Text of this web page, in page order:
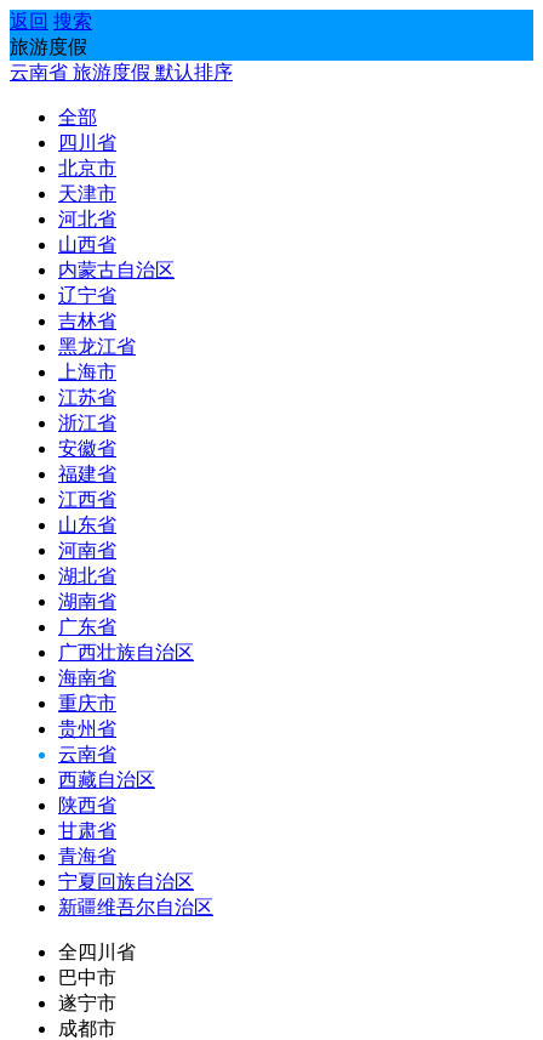
返回 搜索
旅游度假
云南省 旅游度假 默认排序
全部
四川省
北京市
天津市
河北省
山西省
内蒙古自治区
辽宁省
吉林省
黑龙江省
上海市
江苏省
浙江省
安徽省
福建省
江西省
山东省
河南省
湖北省
湖南省
广东省
广西壮族自治区
海南省
重庆市
贵州省
云南省
西藏自治区
陕西省
甘肃省
青海省
宁夏回族自治区
新疆维吾尔自治区
全四川省
巴中市
遂宁市
成都市